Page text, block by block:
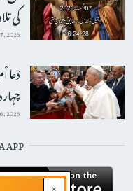
×
کی
2026
دْعا
2026
APP